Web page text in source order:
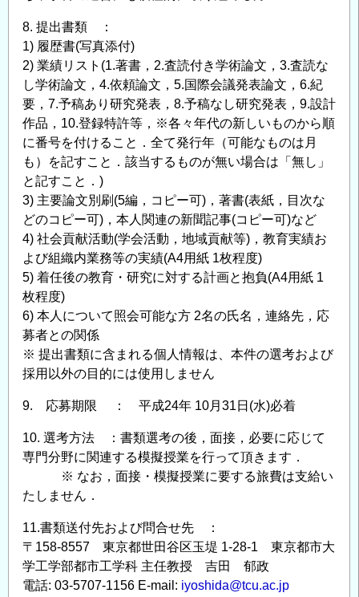
8. 提出書類 ：
1) 履歴書(写真添付)
2) 業績リスト(1.著書，2.査読付き学術論文，3.査読な
し学術論文，4.依頼論文，5.国際会議発表論文，6.紀
要，7.予稿あり研究発表，8.予稿なし研究発表，9.設計
作品，10.登録特許等，※各々年代の新しいものから順
に番号を付けること．全て発行年（可能なものは月
も）を記すこと．該当するものが無い場合は「無し」
と記すこと．)
3) 主要論文別刷(5編，コピー可)，著書(表紙，目次な
どのコピー可)，本人関連の新聞記事(コピー可)など
4) 社会貢献活動(学会活動，地域貢献等)，教育実績お
よび組織内業務等の実績(A4用紙 1枚程度)
5) 着任後の教育・研究に対する計画と抱負(A4用紙 1
枚程度)
6) 本人について照会可能な方 2名の氏名，連絡先，応
募者との関係
※ 提出書類に含まれる個人情報は、本件の選考および
採用以外の目的には使用しません
9. 応募期限 ： 平成24年 10月31日(水)必着
10. 選考方法 ：書類選考の後，面接，必要に応じて
専門分野に関連する模擬授業を行って頂きます．
※ なお，面接・模擬授業に要する旅費は支給い
たしません．
11.書類送付先および問合せ先 ：
〒158-8557 東京都世田谷区玉堤 1-28-1 東京都市大
学工学部都市工学科 主任教授 吉田 郁政
電話: 03-5707-1156 E-mail: iyoshida@tcu.ac.jp